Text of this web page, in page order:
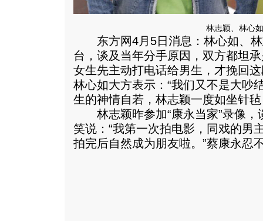
林志颖、林心如
东方网4月5日消息：林心如、林
台，谈及当年分手原因，双方都坦
女生先主动打电话给男生，才挽回
林心如大方表示：“我们又不是大吵
生的神情自若，林志颖一度如坐针
林志颖昨参加“康永当家”录像，
笑说：“我第一次拍电影，同戏的男
拍完后自然成为朋友啦。 ”蔡康永忍